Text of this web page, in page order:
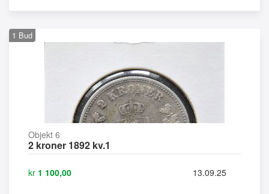
1 Bud
Objekt 6
2 kroner 1892 kv.1
kr 1 100,00 13.09.25